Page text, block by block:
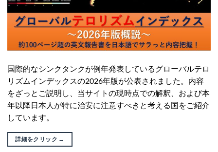
国際的なシンクタンクが例年発表しているグローバルテロ
リズムインデックスの2026年版が公表されました。内容
をざっとご説明し、当サイトの現時点での解釈、および本
年以降日本人が特に治安に注意すべきと考える国をご紹介
しています。
詳細をクリック →